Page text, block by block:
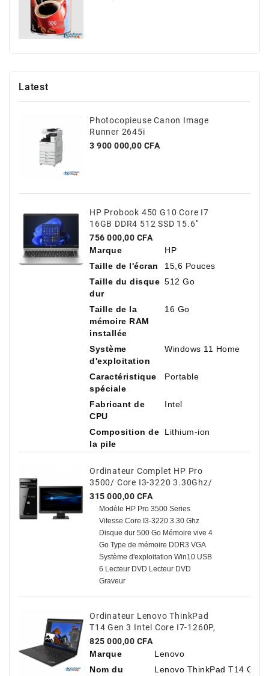
Latest
Photocopieuse Canon Image
Runner 2645i
Prix
3 900 000,00 CFA
HP Probook 450 G10 Core I7
16GB DDR4 512 SSD 15.6''
Prix
756 000,00 CFA
Marque
HP
Taille de l'écran
15,6 Pouces
Taille du disque
dur
512 Go
Taille de la
mémoire RAM
installée
16 Go
Système
d'exploitation
Windows 11 Home
Caractéristique
spéciale
Portable
Fabricant de
CPU
Intel
Composition de
la pile
Lithium-ion
Ordinateur Complet HP Pro
3500/ Core I3-3220 3.30Ghz/
500 Go HDD / 4 Go Avec TVA
Prix
315 000,00 CFA
Modèle HP Pro 3500 Series
Vitesse Core I3-3220 3.30 Ghz
Disque dur 500 Go Mémoire vive 4
Go Type de mémoire DDR3 VGA
Système d'exploitation Win10 USB
6 Lecteur DVD Lecteur DVD
Graveur
Ordinateur Lenovo ThinkPad
T14 Gen 3 Intel Core I7-1260P,
14" Antireflet, 16 Go De RAM,
512 Go De SSD NVMe
Prix
825 000,00 CFA
Marque
Lenovo
Nom du
Lenovo ThinkPad T14 Gen